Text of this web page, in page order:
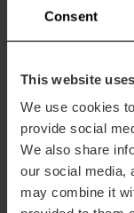
Consent
This website
We use cookies
provide social
We also share
our social media,
may combine it